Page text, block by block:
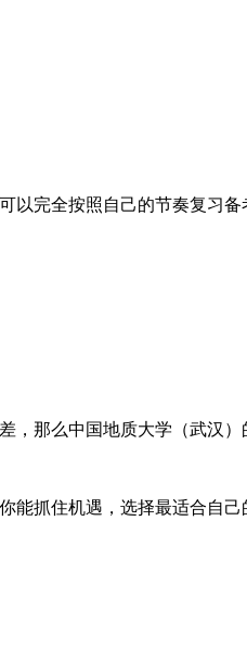
完全按照自己的节奏复习备
那么中国地质大学（武汉
能抓住机遇，选择最适合自